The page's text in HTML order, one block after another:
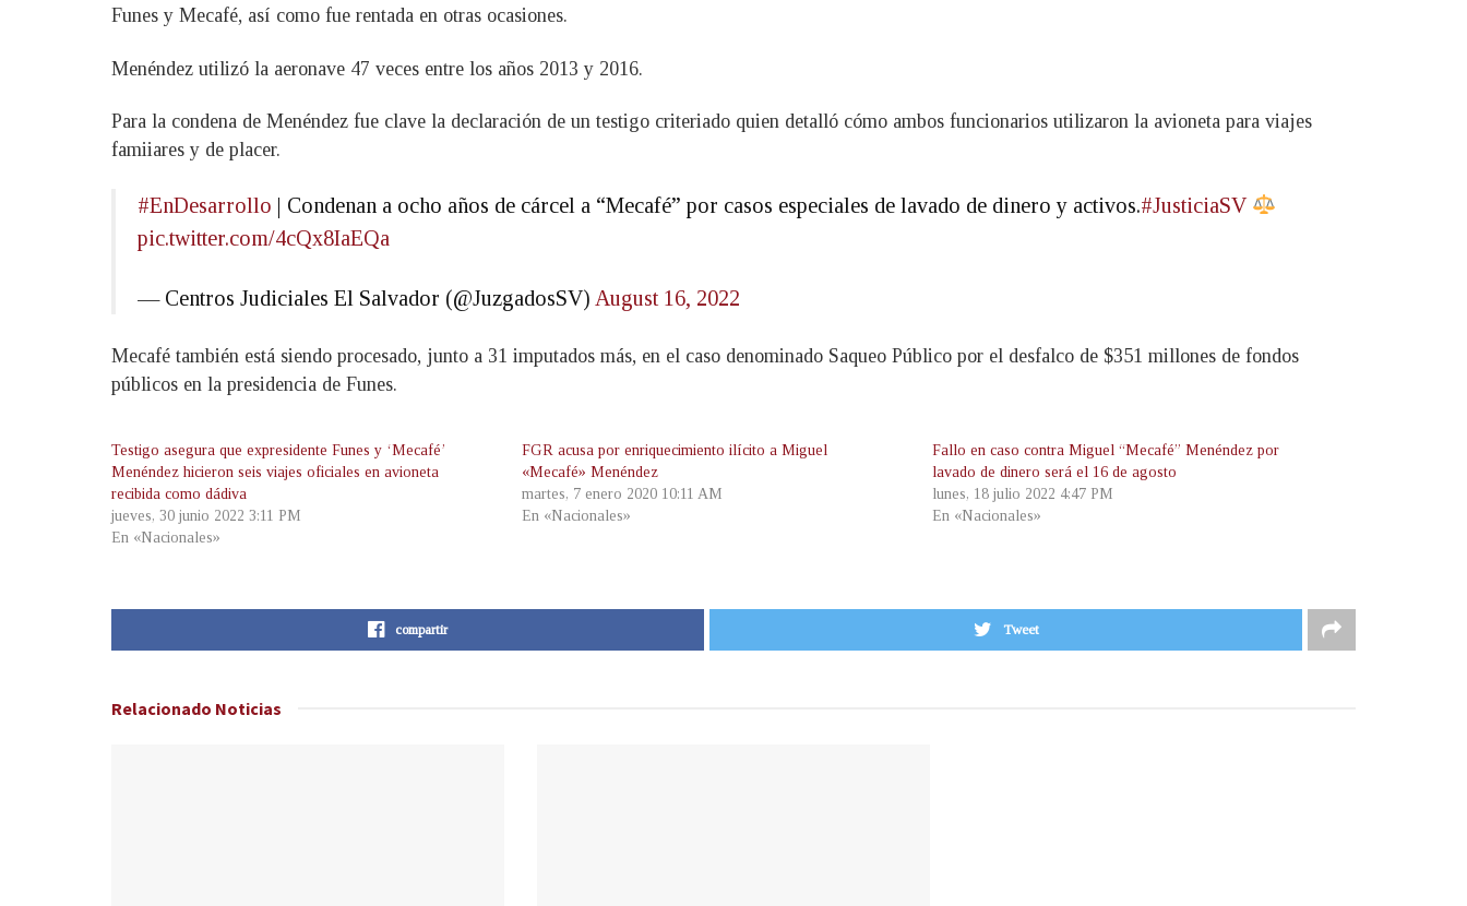
Funes y Mecafé, así como fue rentada en otras ocasiones.
Menéndez utilizó la aeronave 47 veces entre los años 2013 y 2016.
Para la condena de Menéndez fue clave la declaración de un testigo criteriado quien detalló cómo ambos funcionarios utilizaron la avioneta para viajes
famiiares y de placer.
#EnDesarrollo | Condenan a ocho años de cárcel a “Mecafé” por casos especiales de lavado de dinero y activos.#JusticiaSV
pic.twitter.com/4cQx8IaEQa
— Centros Judiciales El Salvador (@JuzgadosSV) August 16, 2022
Mecafé también está siendo procesado, junto a 31 imputados más, en el caso denominado Saqueo Público por el desfalco de $351 millones de fondos
públicos en la presidencia de Funes.
Testigo asegura que expresidente Funes y ‘Mecafé’
Menéndez hicieron seis viajes oficiales en avioneta
recibida como dádiva
jueves, 30 junio 2022 3:11 PM
En «Nacionales»
FGR acusa por enriquecimiento ilícito a Miguel
«Mecafé» Menéndez
martes, 7 enero 2020 10:11 AM
En «Nacionales»
Fallo en caso contra Miguel “Mecafé” Menéndez por
lavado de dinero será el 16 de agosto
lunes, 18 julio 2022 4:47 PM
En «Nacionales»
compartir Tweet
Relacionado Noticias